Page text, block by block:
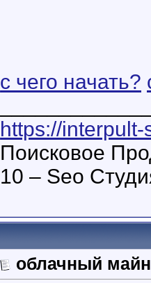
с чего начать?
https://
Поисковое
10 – Seo
облачный